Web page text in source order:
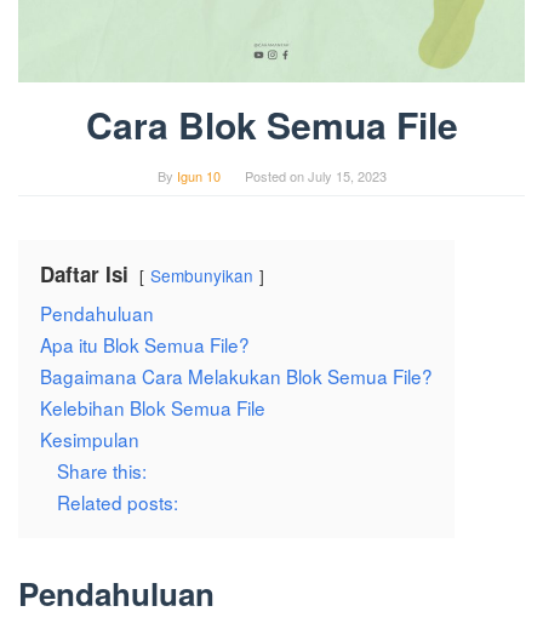
Cara Blok Semua File
By Igun 10 Posted onJuly 15, 2023
Daftar Isi Sembunyikan
Pendahuluan
Apa itu Blok Semua File?
Bagaimana Cara Melakukan Blok Semua File?
Kelebihan Blok Semua File
Kesimpulan
Share this:
Related posts:
Pendahuluan